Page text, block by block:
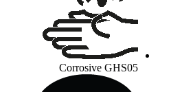
Corrosive GHS05